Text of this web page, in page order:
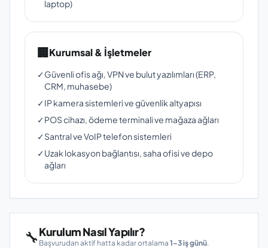
laptop)
🏢Kurumsal & İşletmeler
✓Güvenli ofis ağı, VPN ve bulut yazılımları (ERP,
CRM, muhasebe)
✓IP kamera sistemleri ve güvenlik altyapısı
✓POS cihazı, ödeme terminali ve mağaza ağları
✓Santral ve VoIP telefon sistemleri
✓Uzak lokasyon bağlantısı, saha ofisi ve depo
ağları
🔧Kurulum Nasıl Yapılır?
Başvurudan aktif hatta kadar ortalama 1–3 iş günü.